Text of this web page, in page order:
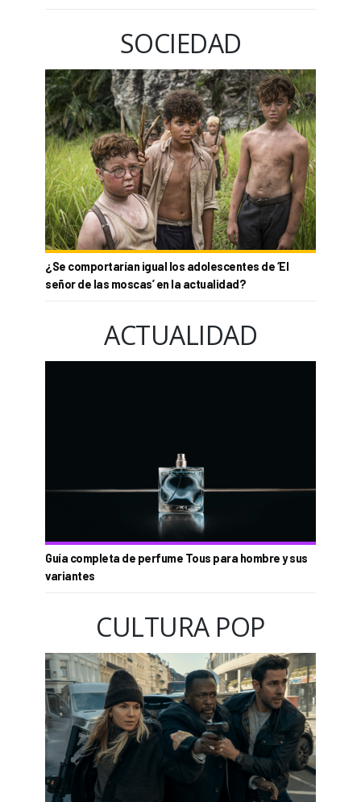
SOCIEDAD
¿Se comportarían igual los adolescentes de ‘El
señor de las moscas’ en la actualidad?
ACTUALIDAD
Guía completa de perfume Tous para hombre y sus
variantes
CULTURA POP